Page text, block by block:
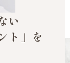
い
ト」を